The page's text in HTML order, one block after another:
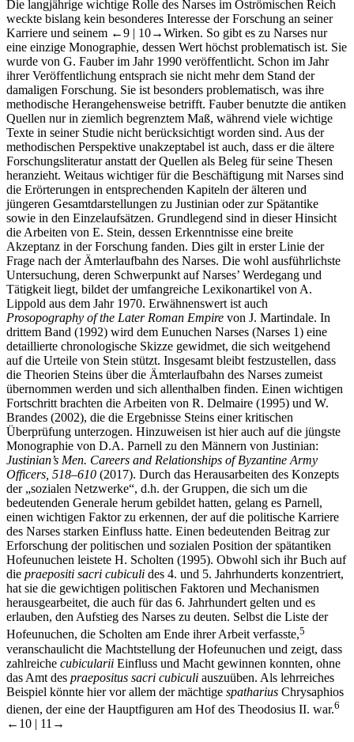
Die langjährige wichtige Rolle des Narses im Oströmischen Reich
weckte bislang kein besonderes Interesse der Forschung an seiner
Karriere und seinem ←9 | 10→Wirken. So gibt es zu Narses nur
eine einzige Monographie, dessen Wert höchst problematisch ist. Sie
wurde von G. Fauber im Jahr 1990 veröffentlicht. Schon im Jahr
ihrer Veröffentlichung entsprach sie nicht mehr dem Stand der
damaligen Forschung. Sie ist besonders problematisch, was ihre
methodische Herangehensweise betrifft. Fauber benutzte die antiken
Quellen nur in ziemlich begrenztem Maß, während viele wichtige
Texte in seiner Studie nicht berücksichtigt worden sind. Aus der
methodischen Perspektive unakzeptabel ist auch, dass er die ältere
Forschungsliteratur anstatt der Quellen als Beleg für seine Thesen
heranzieht. Weitaus wichtiger für die Beschäftigung mit Narses sind
die Erörterungen in entsprechenden Kapiteln der älteren und
jüngeren Gesamtdarstellungen zu Justinian oder zur Spätantike
sowie in den Einzelaufsätzen. Grundlegend sind in dieser Hinsicht
die Arbeiten von E. Stein, dessen Erkenntnisse eine breite
Akzeptanz in der Forschung fanden. Dies gilt in erster Linie der
Frage nach der Ämterlaufbahn des Narses. Die wohl ausführlichste
Untersuchung, deren Schwerpunkt auf Narses’ Werdegang und
Tätigkeit liegt, bildet der umfangreiche Lexikonartikel von A.
Lippold aus dem Jahr 1970. Erwähnenswert ist auch
Prosopography of the Later Roman Empire von J. Martindale. In
drittem Band (1992) wird dem Eunuchen Narses (Narses 1) eine
detaillierte chronologische Skizze gewidmet, die sich weitgehend
auf die Urteile von Stein stützt. Insgesamt bleibt festzustellen, dass
die Theorien Steins über die Ämterlaufbahn des Narses zumeist
übernommen werden und sich allenthalben finden. Einen wichtigen
Fortschritt brachten die Arbeiten von R. Delmaire (1995) und W.
Brandes (2002), die die Ergebnisse Steins einer kritischen
Überprüfung unterzogen. Hinzuweisen ist hier auch auf die jüngste
Monographie von D.A. Parnell zu den Männern von Justinian:
Justinian’s Men. Careers and Relationships of Byzantine Army
Officers, 518–610 (2017). Durch das Herausarbeiten des Konzepts
der „sozialen Netzwerke“, d.h. der Gruppen, die sich um die
bedeutenden Generale herum gebildet hatten, gelang es Parnell,
einen wichtigen Faktor zu erkennen, der auf die politische Karriere
des Narses starken Einfluss hatte. Einen bedeutenden Beitrag zur
Erforschung der politischen und sozialen Position der spätantiken
Hofeunuchen leistete H. Scholten (1995). Obwohl sich ihr Buch auf
die praepositi sacri cubiculi des 4. und 5. Jahrhunderts konzentriert,
hat sie die gewichtigen politischen Faktoren und Mechanismen
herausgearbeitet, die auch für das 6. Jahrhundert gelten und es
erlauben, den Aufstieg des Narses zu deuten. Selbst die Liste der
Hofeunuchen, die Scholten am Ende ihrer Arbeit verfasste,5
veranschaulicht die Machtstellung der Hofeunuchen und zeigt, dass
zahlreiche cubicularii Einfluss und Macht gewinnen konnten, ohne
das Amt des praepositus sacri cubiculi auszuüben. Als lehrreiches
Beispiel könnte hier vor allem der mächtige spatharius Chrysaphios
dienen, der eine der Hauptfiguren am Hof des Theodosius II. war.6
←10 | 11→